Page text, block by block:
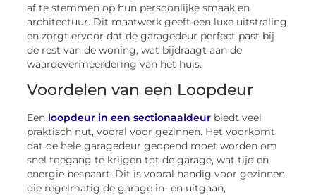
af te stemmen op hun persoonlijke smaak en
architectuur. Dit maatwerk geeft een luxe uitstraling
en zorgt ervoor dat de garagedeur perfect past bij
de rest van de woning, wat bijdraagt aan de
waardevermeerdering van het huis.
Voordelen van een Loopdeur
Een loopdeur in een sectionaaldeur biedt veel
praktisch nut, vooral voor gezinnen. Het voorkomt
dat de hele garagedeur geopend moet worden om
snel toegang te krijgen tot de garage, wat tijd en
energie bespaart. Dit is vooral handig voor gezinnen
die regelmatig de garage in- en uitgaan,